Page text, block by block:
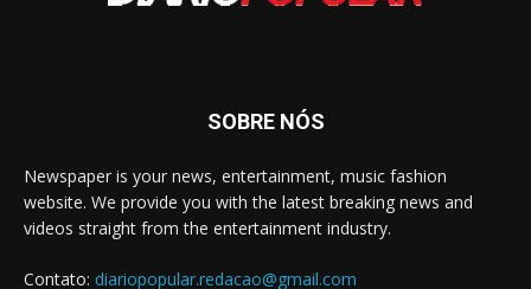
SOBRE NÓS
Newspaper is your news, entertainment, music fashion
website. We provide you with the latest breaking news and
videos straight from the entertainment industry.
Contato: diariopopular.redacao@gmail.com